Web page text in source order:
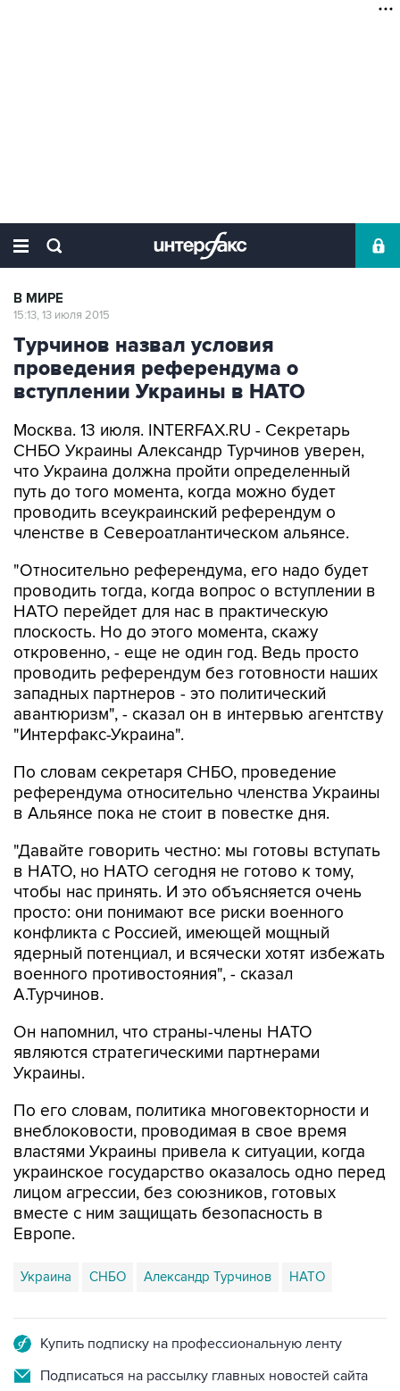
В МИРЕ
15:13, 13 июля 2015
Турчинов назвал условия
проведения референдума о
вступлении Украины в НАТО
Москва. 13 июля. INTERFAX.RU - Секретарь
СНБО Украины Александр Турчинов уверен,
что Украина должна пройти определенный
путь до того момента, когда можно будет
проводить всеукраинский референдум о
членстве в Североатлантическом альянсе.
"Относительно референдума, его надо будет
проводить тогда, когда вопрос о вступлении в
НАТО перейдет для нас в практическую
плоскость. Но до этого момента, скажу
откровенно, - еще не один год. Ведь просто
проводить референдум без готовности наших
западных партнеров - это политический
авантюризм", - сказал он в интервью агентству
"Интерфакс-Украина".
По словам секретаря СНБО, проведение
референдума относительно членства Украины
в Альянсе пока не стоит в повестке дня.
"Давайте говорить честно: мы готовы вступать
в НАТО, но НАТО сегодня не готово к тому,
чтобы нас принять. И это объясняется очень
просто: они понимают все риски военного
конфликта с Россией, имеющей мощный
ядерный потенциал, и всячески хотят избежать
военного противостояния", - сказал
А.Турчинов.
Он напомнил, что страны-члены НАТО
являются стратегическими партнерами
Украины.
По его словам, политика многовекторности и
внеблоковости, проводимая в свое время
властями Украины привела к ситуации, когда
украинское государство оказалось одно перед
лицом агрессии, без союзников, готовых
вместе с ним защищать безопасность в
Европе.
Украина СНБО Александр Турчинов НАТО
Купить подписку на профессиональную ленту
Подписаться на рассылку главных новостей сайта